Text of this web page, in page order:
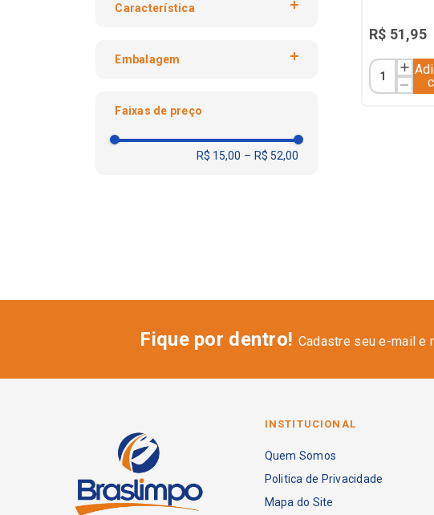
Característica
Líquido
Embalagem
Pote
Faixas de preço
R$ 15,00 – R$ 52,00
R$ 51,95
Fique por dentro! Cadastre seu e-mail e
INSTITUCIONAL
Quem Somos
Politica de Privacidade
Mapa do Site